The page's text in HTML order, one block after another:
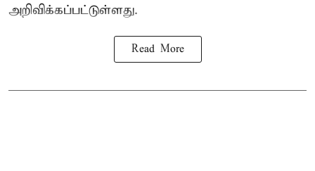
அறிவிக்கப்பட்டுள்ளது.
Read More